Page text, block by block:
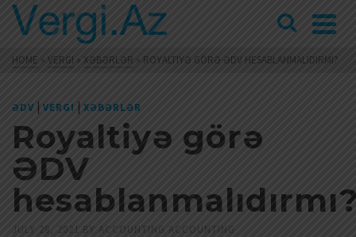
HOME » VERGI » XƏBƏRLƏR » ROYALTIYƏ GÖRƏ ƏDV HESABLANMALIDIRMI?
ƏDV | VERGI | XƏBƏRLƏR
Royaltiyə görə
ƏDV
JULY 28, 2021 BY ACCOUNTING ACCOUNTING